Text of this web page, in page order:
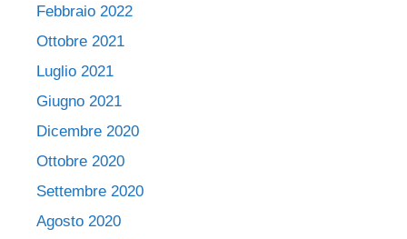
Febbraio 2022
Ottobre 2021
Luglio 2021
Giugno 2021
Dicembre 2020
Ottobre 2020
Settembre 2020
Agosto 2020